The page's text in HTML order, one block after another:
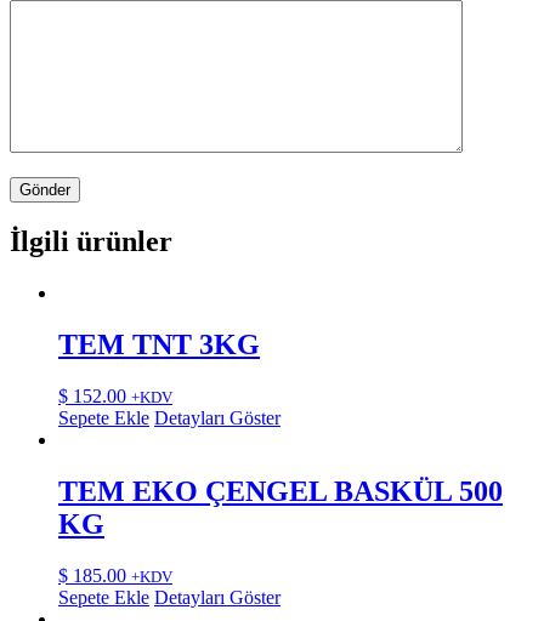
İlgili ürünler
TEM TNT 3KG
$ 152.00 +KDV
Sepete Ekle Detayları Göster
TEM EKO ÇENGEL BASKÜL 500
KG
$ 185.00 +KDV
Sepete Ekle Detayları Göster